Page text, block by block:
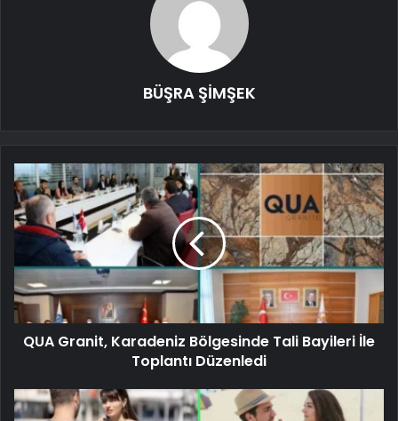
BÜŞRA ŞİMŞEK
QUA Granit, Karadeniz Bölgesinde Tali Bayileri İle
Toplantı Düzenledi